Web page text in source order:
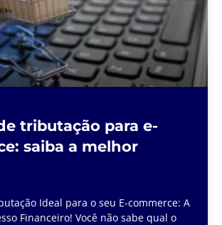
tributação para e-
saiba a melhor
Ideal para o seu E-commerce: A
Financeiro! Você não sabe qual o